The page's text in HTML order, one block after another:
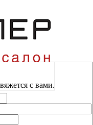
с вами.